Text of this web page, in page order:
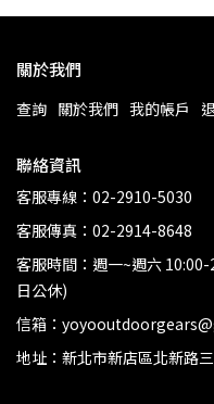
關於我們
查詢 關於我們 我的帳戶
聯絡資訊
客服專線：02-2910-5030
客服傳真：02-2914-8648
客服時間：週一~週六
日公休)
信箱：
地址：新北市新店區北新路